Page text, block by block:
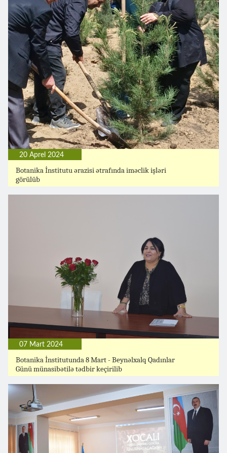
20 Aprel 2024
Botanika İnstitutu ərazisi ətrafında iməclik işləri
görülüb
07 Mart 2024
Botanika İnstitutunda 8 Mart - Beynəlxalq Qadınlar
Günü münasibətilə tədbir keçirilib